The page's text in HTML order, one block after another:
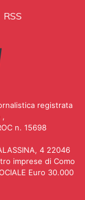
RSS
registrata
,
n. 15698
4 22046
imprese di Como
Euro 30.000